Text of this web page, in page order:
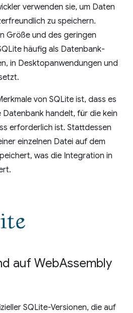
verwenden sie, um Daten
zu speichern.
Größe und des geringen
häufig als Datenbank-
in Desktopanwendungen und
von SQLite ist, dass es
Datenbank handelt, für die kein
erforderlich ist. Stattdessen
einzelnen Datei auf dem
was die Integration in
auf WebAssembly
SQLite-Versionen, die auf